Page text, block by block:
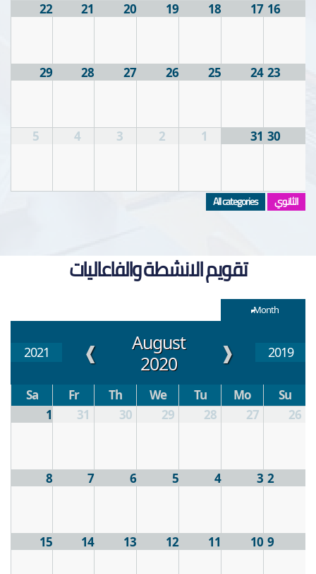
16
17
18
19
20
21
22
23
24
25
26
27
28
29
30
31
1
2
3
4
5
الثانوي All categories
تقويم الانشطة والفاعاليات
Month
2019
❰
August
2020
❱
2021
Su
Mo
Tu
We
Th
Fr
Sa
26
27
28
29
30
31
1
2
3
4
5
6
7
8
9
10
11
12
13
14
15